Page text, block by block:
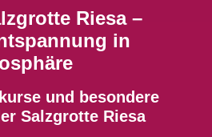
Riesa –
in
und besondere
Salzgrotte Riesa